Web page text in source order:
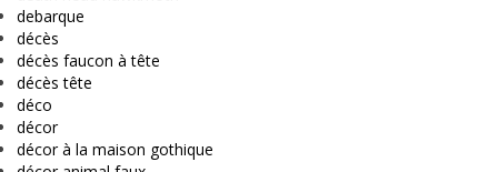
debarque
décès
décès faucon à tête
décès tête
déco
décor
décor à la maison gothique